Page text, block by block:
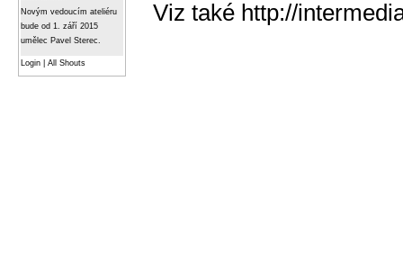
Novým vedoucím ateliéru
bude od 1. září 2015
umělec Pavel Sterec.
Login All Shouts
Viz také http://